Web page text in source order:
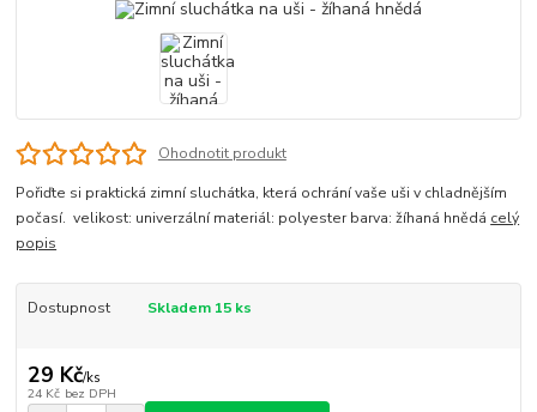
Ohodnotit produkt
Pořiďte si praktická zimní sluchátka, která ochrání vaše uši v chladnějším
počasí. velikost: univerzální materiál: polyester barva: žíhaná hnědá celý
popis
Dostupnost Skladem 15 ks
29 Kč/ks
24 Kč bez DPH